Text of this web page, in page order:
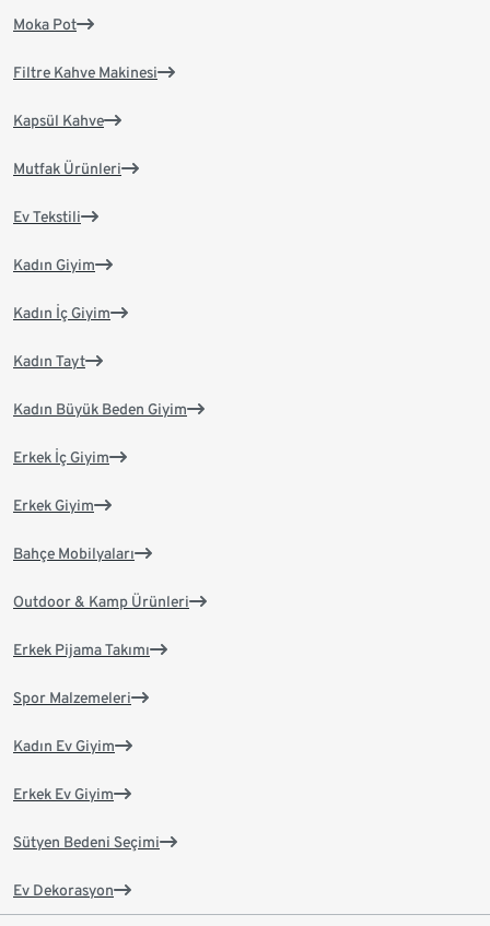
Moka Pot
Filtre Kahve Makinesi
Kapsül Kahve
Mutfak Ürünleri
Ev Tekstili
Kadın Giyim
Kadın İç Giyim
Kadın Tayt
Kadın Büyük Beden Giyim
Erkek İç Giyim
Erkek Giyim
Bahçe Mobilyaları
Outdoor & Kamp Ürünleri
Erkek Pijama Takımı
Spor Malzemeleri
Kadın Ev Giyim
Erkek Ev Giyim
Sütyen Bedeni Seçimi
Ev Dekorasyon